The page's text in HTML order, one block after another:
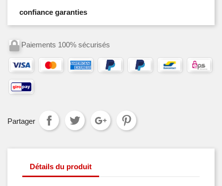
confiance garanties
Paiements 100% sécurisés
Partager
Détails du produit